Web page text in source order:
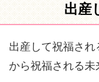
出産
出産して祝福さ
から祝福される未